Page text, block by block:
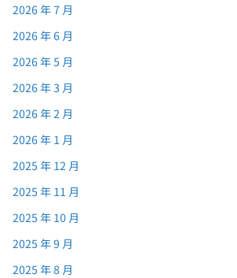
2026 年 7 月
2026 年 6 月
2026 年 5 月
2026 年 3 月
2026 年 2 月
2026 年 1 月
2025 年 12 月
2025 年 11 月
2025 年 10 月
2025 年 9 月
2025 年 8 月